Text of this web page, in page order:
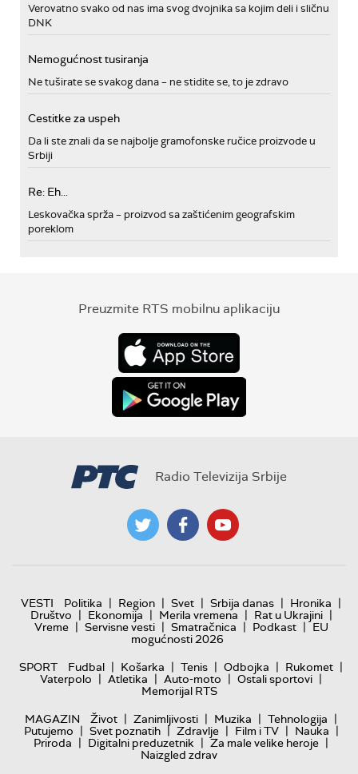
Verovatno svako od nas ima svog dvojnika sa kojim deli i sličnu
DNK
Nemogućnost tusiranja
Ne tuširate se svakog dana – ne stidite se, to je zdravo
Cestitke za uspeh
Da li ste znali da se najbolje gramofonske ručice proizvode u
Srbiji
Re: Eh...
Leskovačka sprža – proizvod sa zaštićenim geografskim
poreklom
Preuzmite RTS mobilnu aplikaciju
Radio Televizija Srbije
VESTI Politika | Region | Svet | Srbija danas | Hronika |
Društvo | Ekonomija | Merila vremena | Rat u Ukrajini |
Vreme | Servisne vesti | Smatračnica | Podkast | EU
mogućnosti 2026
SPORT
Fudbal | Košarka | Tenis | Odbojka | Rukomet |
Vaterpolo | Atletika | Auto-moto | Ostali sportovi |
Memorijal RTS
MAGAZIN
Život | Zanimljivosti | Muzika | Tehnologija |
Putujemo | Svet poznatih | Zdravlje | Film i TV | Nauka |
Priroda | Digitalni preduzetnik | Za male velike heroje |
Naizgled zdrav